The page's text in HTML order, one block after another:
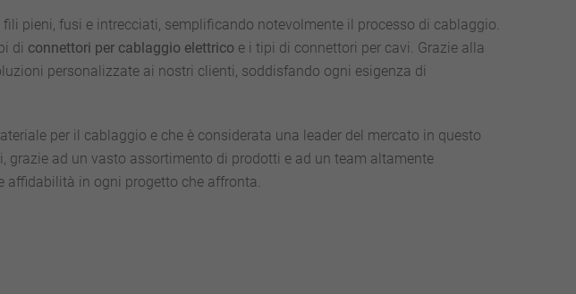
pieni, fusi e intrecciati, semplificando notevolmente il processo di cablaggio.
di connettori per cablaggio elettrico e i tipi di connettori per cavi. Grazie alla
personalizzate ai nostri clienti, soddisfando ogni esigenza di
per il cablaggio e che è considerata una leader del mercato in questo
ad un vasto assortimento di prodotti e ad un team altamente
affidabilità in ogni progetto che affronta.